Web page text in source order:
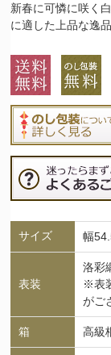
新春に可憐に咲く
に適した上品な逸
サイズ 幅
表装
洛彩
※表
がご
箱 高級